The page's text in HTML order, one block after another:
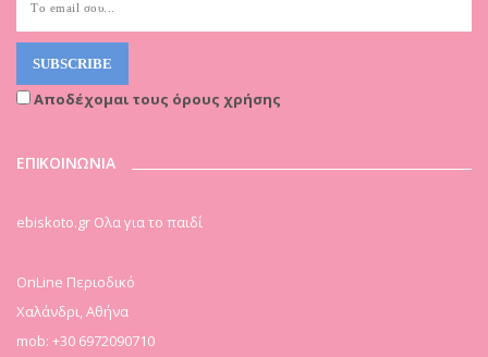
Αποδέχομαι τους όρους χρήσης
ΕΠΙΚΟΙΝΩΝΙΑ
ebiskoto.gr Ολα για το παιδί
OnLine Περιοδικό
Χαλάνδρι, Αθήνα
mob: +30 6972090710